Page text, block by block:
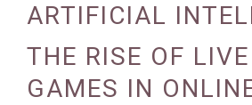
ARTIFICIAL
ON CASINO
THE RISE OF
GAMES IN